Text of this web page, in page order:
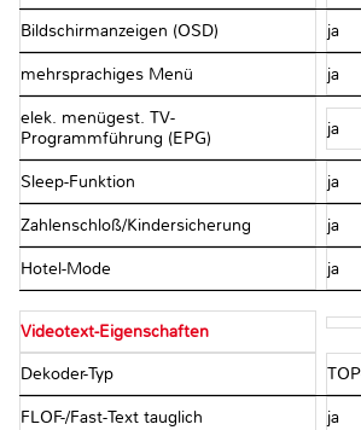
Bildschirmanzeigen (OSD) ja
mehrsprachiges Menü ja
elek. menügest. TV-
Programmführung (EPG)
ja
Sleep-Funktion ja
Zahlenschloß/Kindersicherung ja
Hotel-Mode ja
Videotext-Eigenschaften
Dekoder-Typ
FLOF-/Fast-Text tauglich ja